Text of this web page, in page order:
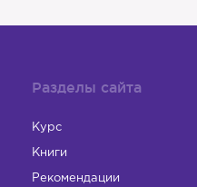
Разделы сайта
Курс
Книги
Рекомендации